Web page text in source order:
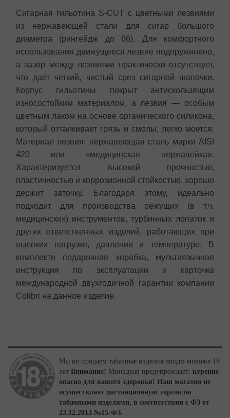
Сигарная гильотина S-CUT с цветными лезвиями
из нержавеющей стали для сигар большого
диаметра (рингейдж до 66). Для комфортного
использования движущееся лезвие подпружинено,
а зазор между лезвиями практически отсутствует,
что дает четкий, чистый срез сигарной шапочки.
Корпус гильотины покрыт антискользящим
износостойким материалом, а лезвия — особым
цветным лаком на основе органического силикона,
который отталкивает грязь и смолы, легко моется.
Материал лезвия: нержавеющая сталь марки AISI
420 или «медицинская нержавейка».
Характеризуется высокой прочностью,
пластичностью и коррозионной стойкостью, хорошо
держит заточку. Благодаря этому, идеально
подходит для производства режущих (в т.ч.
медицинских) инструментов, турбинных лопаток и
других ответственных изделий, работающих при
высоких нагрузке, давлении и температуре. В
комплекте подарочная коробка, мультиязычная
инструкция по эксплуатации и карточка
международной двухгодичной гарантии компании
Colibri на данное изделие.
Мы не продаем табачные изделия лицам моложе 18
лет Внимание! Минздрав предупреждает: курение
опасно для вашего здоровья! Наш магазин не
осуществляет дистанционную торговлю
табачными изделями, в соответствии с ФЗ от
23.12.2013 №15-ФЗ.